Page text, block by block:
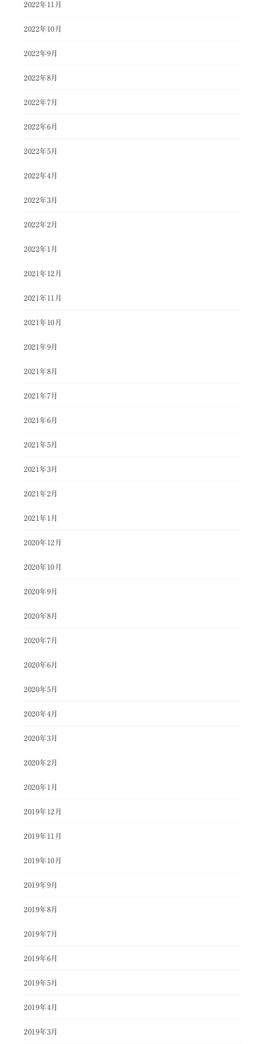
2022年11月
2022年10月
2022年9月
2022年8月
2022年7月
2022年6月
2022年5月
2022年4月
2022年3月
2022年2月
2022年1月
2021年12月
2021年11月
2021年10月
2021年9月
2021年8月
2021年7月
2021年6月
2021年5月
2021年3月
2021年2月
2021年1月
2020年12月
2020年10月
2020年9月
2020年8月
2020年7月
2020年6月
2020年5月
2020年4月
2020年3月
2020年2月
2020年1月
2019年12月
2019年11月
2019年10月
2019年9月
2019年8月
2019年7月
2019年6月
2019年5月
2019年4月
2019年3月